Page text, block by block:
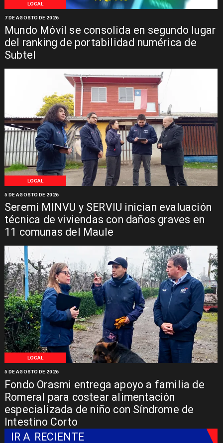
LOCAL
Mundo Móvil se consolida en segundo lugar
del ranking de portabilidad numérica de
Subtel
7 DE AGOSTO DE 2026
LOCAL
Seremi MINVU y SERVIU inician evaluación
técnica de viviendas con daños graves en
11 comunas del Maule
5 DE AGOSTO DE 2026
LOCAL
Fondo Orasmi entrega apoyo a familia de
Romeral para costear alimentación
especializada de niño con Síndrome de
Intestino Corto
5 DE AGOSTO DE 2026
IR A RECIENTE